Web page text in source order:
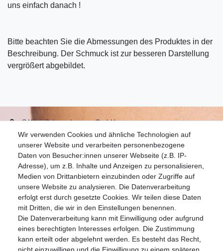
uns einfach danach !
Bitte beachten Sie die Abmessungen des Produktes in der
Beschreibung. Der Schmuck ist zur besseren Darstellung
vergrößert abgebildet.
Wir verwenden Cookies und ähnliche Technologien auf
unserer Website und verarbeiten personenbezogene
Daten von Besucher:innen unserer Webseite (z.B. IP-
Adresse), um z.B. Inhalte und Anzeigen zu personalisieren,
Medien von Drittanbietern einzubinden oder Zugriffe auf
unsere Website zu analysieren. Die Datenverarbeitung
erfolgt erst durch gesetzte Cookies. Wir teilen diese Daten
mit Dritten, die wir in den Einstellungen benennen.
Die Datenverarbeitung kann mit Einwilligung oder aufgrund
eines berechtigten Interesses erfolgen. Die Zustimmung
kann erteilt oder abgelehnt werden. Es besteht das Recht,
S.W.w. Schmuckwaren GmbH
07051-9608828
info@schmuckador.de
Montag bis Freitag 8.30 – 12.00 Uhr und 13.30 bis 17.30 Uhr
Widerrufs­recht Widerrufs­formular Impressum
Daten­schutz­erklärung AGB